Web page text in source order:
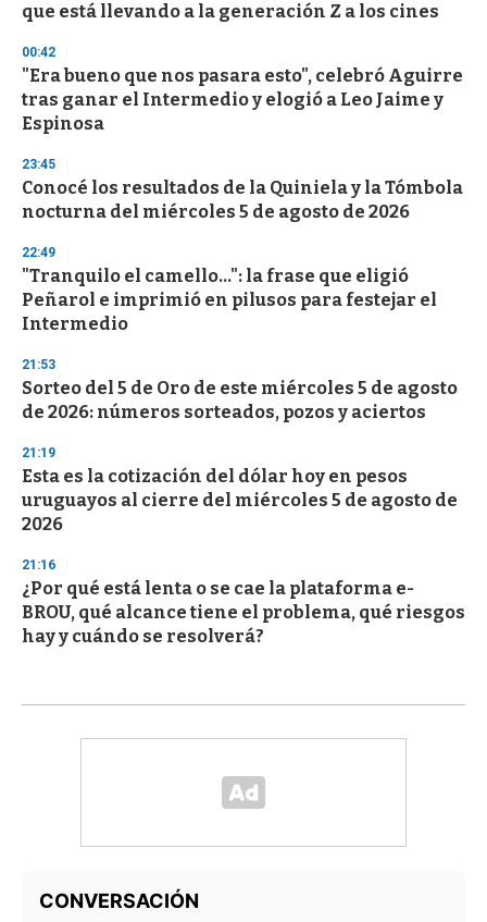
o
d
s
que está llevando a la generación Z a los cines
00:42
"Era bueno que nos pasara esto", celebró Aguirre
tras ganar el Intermedio y elogió a Leo Jaime y
Espinosa
23:45
Conocé los resultados de la Quiniela y la Tómbola
nocturna del miércoles 5 de agosto de 2026
22:49
"Tranquilo el camello...": la frase que eligió
Peñarol e imprimió en pilusos para festejar el
Intermedio
21:53
Sorteo del 5 de Oro de este miércoles 5 de agosto
de 2026: números sorteados, pozos y aciertos
21:19
Esta es la cotización del dólar hoy en pesos
uruguayos al cierre del miércoles 5 de agosto de
2026
21:16
¿Por qué está lenta o se cae la plataforma e-
BROU, qué alcance tiene el problema, qué riesgos
hay y cuándo se resolverá?